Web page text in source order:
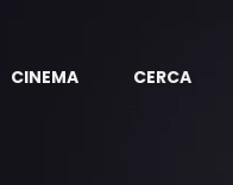
CINEMA CERCA